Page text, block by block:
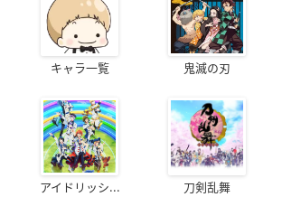
キャラ一覧 鬼滅の刃
アイドリッシ... 刀剣乱舞